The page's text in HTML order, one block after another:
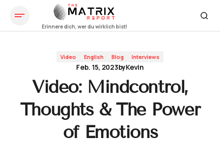
Video: Mindcontrol, Thoughts & The Power of Emotions
Video English Blog Interviews
Feb. 15, 2023byKevin
Video: Mindcontrol,
Thoughts & The Power
of Emotions